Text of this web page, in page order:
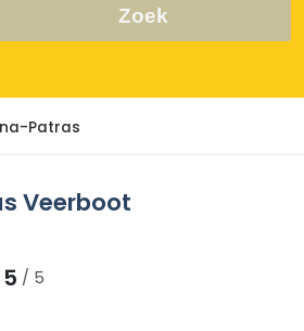
Zoek
Patras
Veerboot
5 / 5